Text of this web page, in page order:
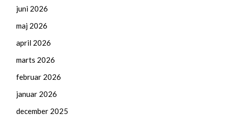
juni 2026
maj 2026
april 2026
marts 2026
februar 2026
januar 2026
december 2025